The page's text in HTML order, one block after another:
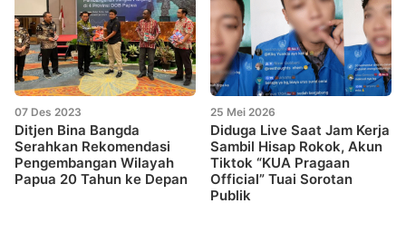
07 Des 2023
Ditjen Bina Bangda
Serahkan Rekomendasi
Pengembangan Wilayah
Papua 20 Tahun ke Depan
25 Mei 2026
Diduga Live Saat Jam Kerja
Sambil Hisap Rokok, Akun
Tiktok “KUA Pragaan
Official” Tuai Sorotan
Publik